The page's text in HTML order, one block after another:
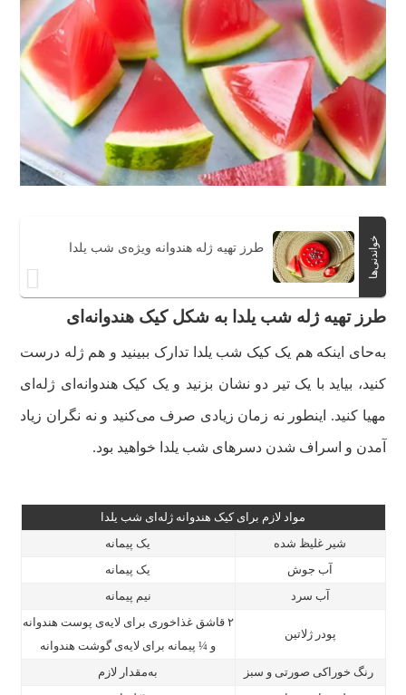
خواندنی‌ها طرز تهیه ژله هندوانه ویژه‌ی شب یلدا
طرز تهیه ژله شب یلدا به شکل کیک هندوانه‌ای
به‌حای اینکه هم یک کیک شب یلدا تدارک ببینید و هم ژله درست
کنید، بیاید با یک تیر دو نشان بزنید و یک کیک هندوانه‌ای ژله‌ای
مهیا کنید. اینطور نه زمان زیادی صرف می‌کنید و نه نگران زیاد
آمدن و اسراف شدن دسرهای شب یلدا خواهید بود.
مواد لازم برای کیک هندوانه ژله‌ای شب یلدا
شیر غلیظ شده
یک پیمانه
آب جوش
یک پیمانه
آب سرد
نیم پیمانه
پودرژلاتین
۲ قاشق غذاخوری برای لایه‌ی پوست هندوانه
و ¼ پیمانه برای لایه‌ی گوشت هندوانه
رنگ خوراکی صورتی و سبز
به‌مقدار لازم